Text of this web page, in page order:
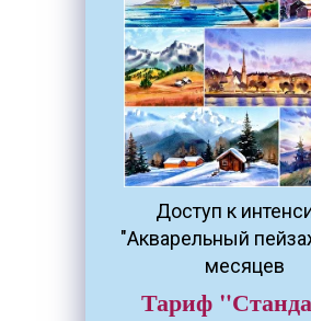
Тариф
Доступ к
"Акварельный
месяцев